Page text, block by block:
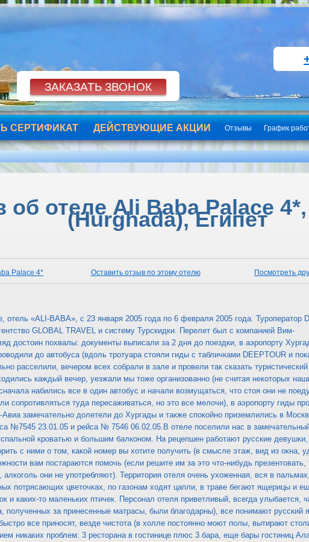
График
Отзывы
ДЕЙСТВУЮЩИЕ АКЦИИ
СЕРТИФИКАТ
об отеле Ali Baba Palace
(Hurghada), Египет
Palace 4* Оставить отзыв по этому отелю Посмотреть
«ALI-BABA», с 23 января 2005 года по 6 февраля 2005 года. Туроператор
GLOBAL TRAVEL и систему Турскидки. Перелет был с компанией Вим-
достоин похвалы: документы выписали за 2 дня до поездки, в аэропорту
до автобуса (вдоль тротуара стояли гиды с табличками DEEPTOUR и
расселили, вечером всех собрали в зале и провели так сказать туристический
каждый вечер, уезжали мы тоже организованно (не считая некоторых
набились все в один автобус и начали возмущаться, что стоя они не
сопротивляться туда пересаживаться, но это все мелочи), в аэропорту гиды
Авиа замечательно долетели до Хургады и также спокойно приземлились в
№7545 23.01.05 и рейса № 7546 06.02.05.В отеле поселили нас в
кроватью и большим балконом. На рецепшен работают русские
с ними о том, какой номер вы хотите получить (в смысле этаж, вид из окна,
вам постараются помочь (если решите им за это что-нибудь
они не употребляют). Территория отеля очень ухоженная, вся в
потрясающих цветочках, по газонам ходят цапли, в траве бегают ящерицы и
и каких-то маленьких птичек. Персонал отеля приветливый, всегда улыбается,
полученных за принесенные матрасы, были благодарны), все понимают русский
все приносят, везде чистота (в холле постоянно моют полы, вытирают
никаких проблем: 3 ресторана в гостинице плюс 3 бара, еще бары гостиниц